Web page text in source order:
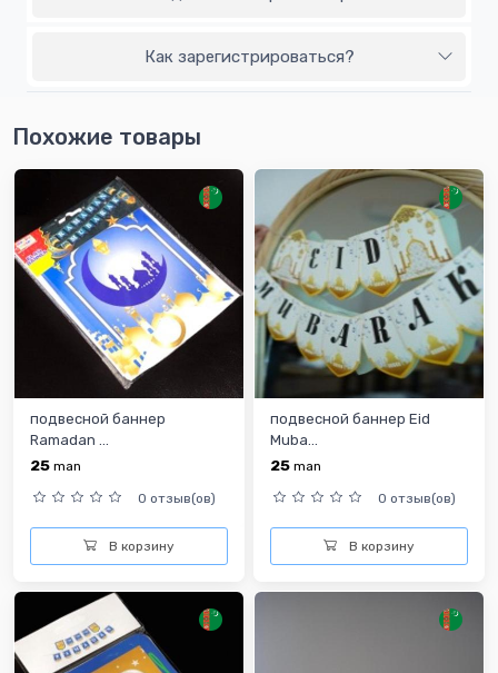
Как зарегистрироваться?
Похожие товары
подвесной баннер
Ramadan ...
25 man
0 отзыв(ов)
В корзину
подвесной баннер Eid
Muba...
25 man
0 отзыв(ов)
В корзину